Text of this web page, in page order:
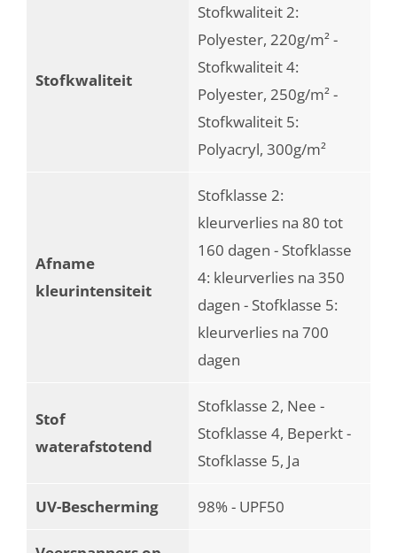
Stofkwaliteit
Stofkwaliteit 2:
Polyester, 220g/m² -
Stofkwaliteit 4:
Polyester, 250g/m² -
Stofkwaliteit 5:
Polyacryl, 300g/m²
Afname
kleurintensiteit
Stofklasse 2:
kleurverlies na 80 tot
160 dagen - Stofklasse
4: kleurverlies na 350
dagen - Stofklasse 5:
kleurverlies na 700
dagen
Stof
waterafstotend
Stofklasse 2, Nee -
Stofklasse 4, Beperkt -
Stofklasse 5, Ja
UV-Bescherming 98% - UPF50